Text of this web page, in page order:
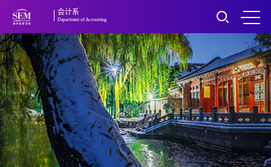
会计系
Department of Accounting